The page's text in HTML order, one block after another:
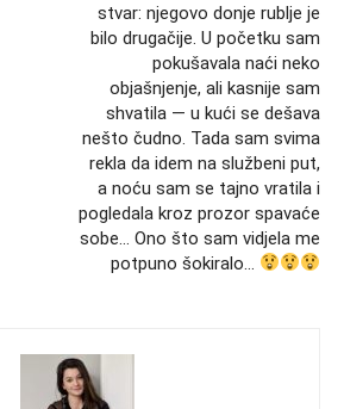
stvar: njegovo donje rublje je
bilo drugačije. U početku sam
pokušavala naći neko
objašnjenje, ali kasnije sam
shvatila — u kući se dešava
nešto čudno. Tada sam svima
rekla da idem na službeni put,
a noću sam se tajno vratila i
pogledala kroz prozor spavaće
sobe… Ono što sam vidjela me
potpuno šokiralo…